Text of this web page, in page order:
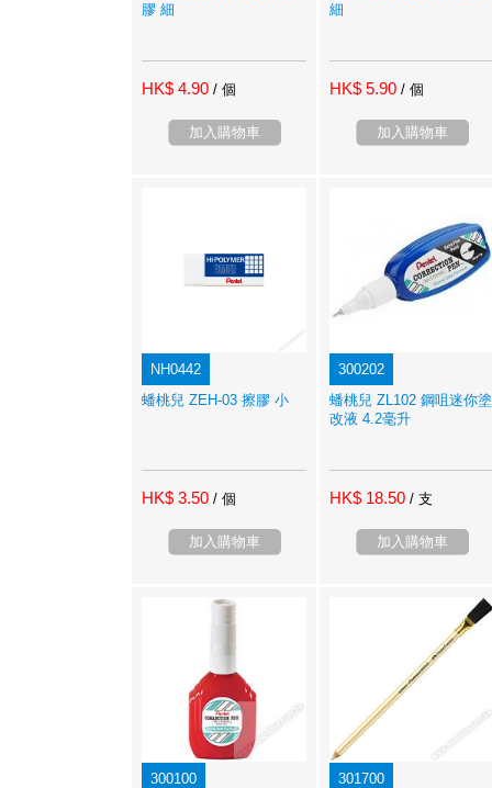
膠 細
HK$ 4.90 / 個
加入購物車
細
HK$ 5.90 / 個
加入購物車
NH0442
蟠桃兒 ZEH-03 擦膠 小
HK$ 3.50 / 個
加入購物車
300202
蟠桃兒 ZL102 鋼咀迷你塗
改液 4.2毫升
HK$ 18.50 / 支
加入購物車
300100
301700